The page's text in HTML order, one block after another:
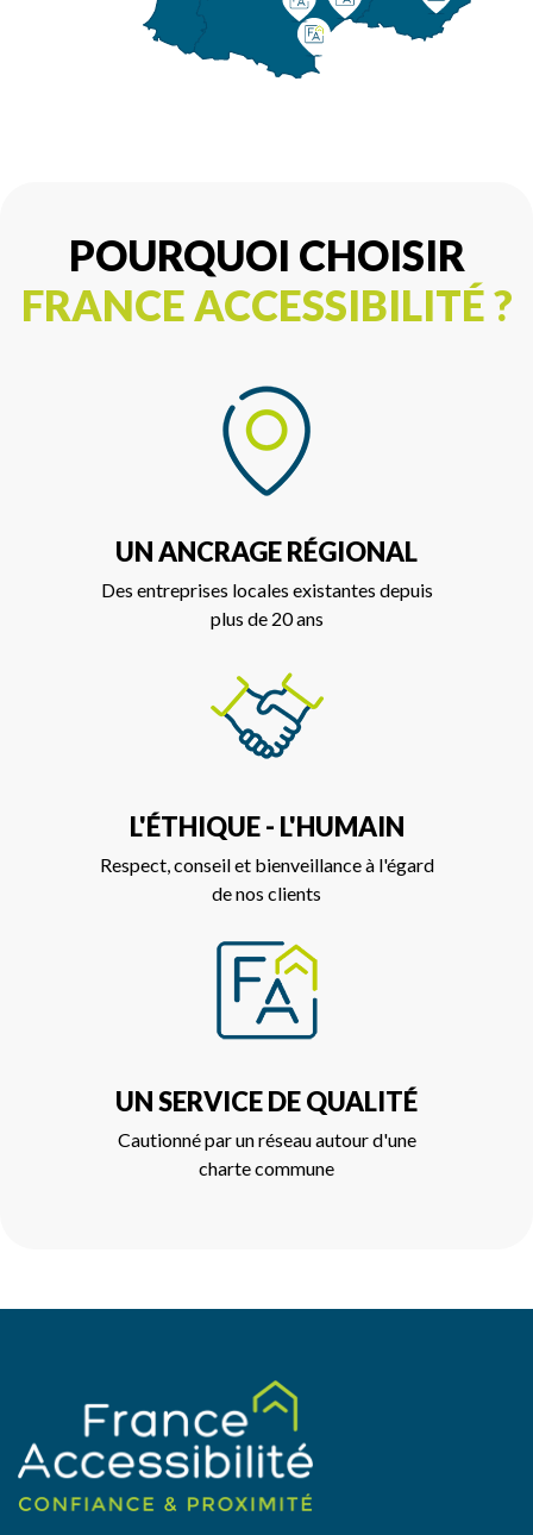
POURQUOI CHOISIR
FRANCE ACCESSIBILITÉ ?
UN ANCRAGE RÉGIONAL
Des entreprises locales existantes depuis
plus de 20 ans
L'ÉTHIQUE - L'HUMAIN
Respect, conseil et bienveillance à l'égard
de nos clients
UN SERVICE DE QUALITÉ
Cautionné par un réseau autour d'une
charte commune